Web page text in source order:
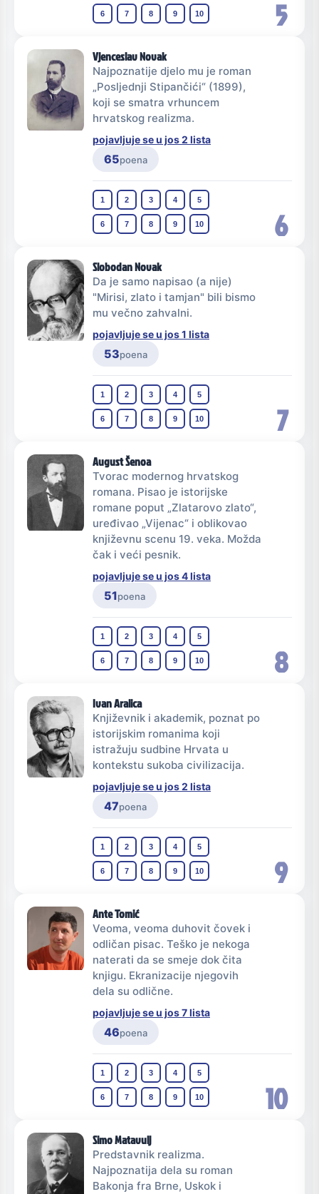
5
6 7 8 9 10
6
Vjenceslav Novak
Najpoznatije djelo mu je roman
„Posljednji Stipančići“ (1899),
koji se smatra vrhuncem
hrvatskog realizma.
pojavljuje se u jos 2 lista
65poena
1 2 3 4 5
6 7 8 9 10
7
Slobodan Novak
Da je samo napisao (a nije)
"Mirisi, zlato i tamjan" bili bismo
mu večno zahvalni.
pojavljuje se u jos 1 lista
53poena
1 2 3 4 5
6 7 8 9 10
8
August Šenoa
Tvorac modernog hrvatskog
romana. Pisao je istorijske
romane poput „Zlatarovo zlato“,
uređivao „Vijenac“ i oblikovao
književnu scenu 19. veka. Možda
čak i veći pesnik.
pojavljuje se u jos 4 lista
51poena
1 2 3 4 5
6 7 8 9 10
9
Ivan Aralica
Književnik i akademik, poznat po
istorijskim romanima koji
istražuju sudbine Hrvata u
kontekstu sukoba civilizacija.
pojavljuje se u jos 2 lista
47poena
1 2 3 4 5
6 7 8 9 10
10
Ante Tomić
Veoma, veoma duhovit čovek i
odličan pisac. Teško je nekoga
naterati da se smeje dok čita
knjigu. Ekranizacije njegovih
dela su odlične.
pojavljuje se u jos 7 lista
46poena
1 2 3 4 5
6 7 8 9 10
Simo Matavulj
Predstavnik realizma.
Najpoznatija dela su roman
Bakonja fra Brne, Uskok i